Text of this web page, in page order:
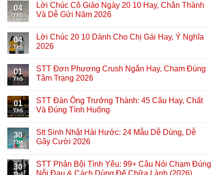
04
Th5
Lời Chúc Cô Giáo Ngày 20 10 Hay, Chân Thành
Và Dễ Gửi Năm 2026
04
Th5
Lời Chúc 20 10 Dành Cho Chị Gái Hay, Ý Nghĩa
2026
01
Th5
STT Đơn Phương Crush Ngắn Hay, Chạm Đúng
Tâm Trạng 2026
01
Th5
STT Đàn Ông Trưởng Thành: 45 Câu Hay, Chất
Và Đúng Tình Huống
30
Th4
Stt Sinh Nhật Hài Hước: 24 Mẫu Dễ Dùng, Dễ
Gây Cười 2026
30
STT Phản Bội Tình Yêu: 99+ Câu Nói Chạm Đúng
Nỗi Đau & Cách Dùng Để Chữa Lành (2026)